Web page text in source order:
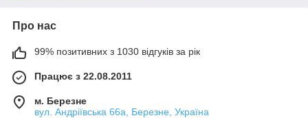
Про нас
99% позитивних з 1030 відгуків за рік
Працює з 22.08.2011
м. Березне
вул. Андріївська 66а, Березне, Україна